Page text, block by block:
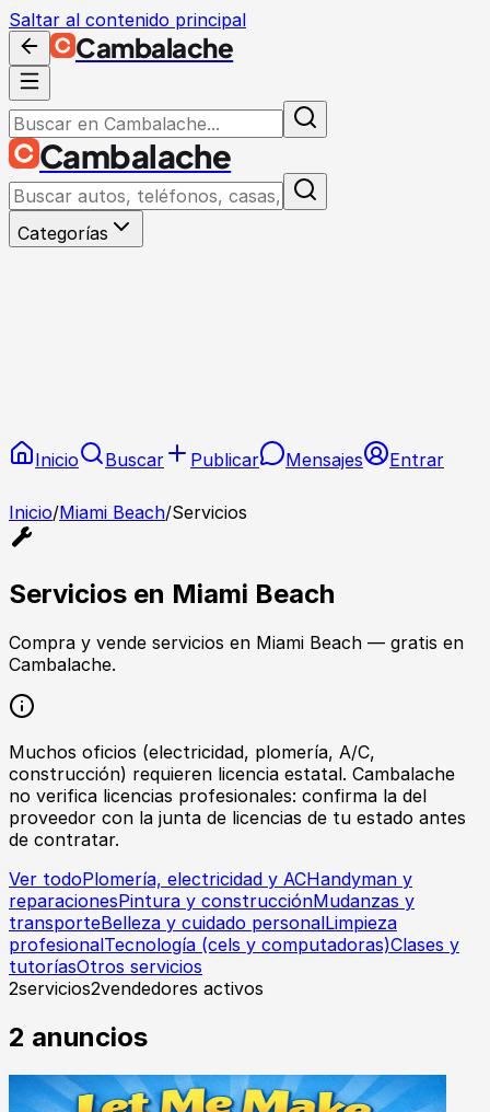
Saltar al contenido principal
Cambalache
Cambalache
Categorías
Inicio Buscar Publicar Mensajes Entrar
Inicio/Miami Beach/Servicios
Servicios en Miami Beach
Compra y vende servicios en Miami Beach — gratis en
Cambalache.
Muchos oficios (electricidad, plomería, A/C,
construcción) requieren licencia estatal. Cambalache
no verifica licencias profesionales: confirma la del
proveedor con la junta de licencias de tu estado antes
de contratar.
Ver todoPlomería, electricidad y ACHandyman y
reparacionesPintura y construcciónMudanzas y
transporteBelleza y cuidado personalLimpieza
profesionalTecnología (cels y computadoras)Clases y
tutoríasOtros servicios
2servicios2vendedores activos
2 anuncios